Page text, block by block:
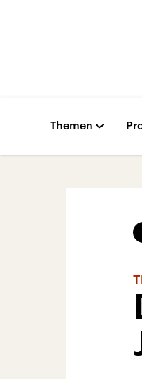
Themen